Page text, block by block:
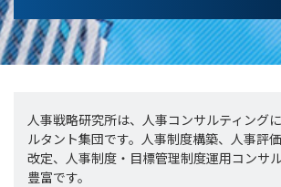
人事戦略研究所は、人事コンサルティング
ルタント集団です。人事制度構築、人事評
改定、人事制度・目標管理制度運用コンサ
豊富です。